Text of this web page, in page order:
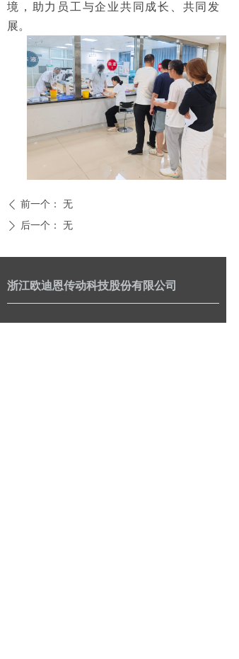
境，助力员工与企业共同成长、共同发
展。
ꄴ 前一个： 无
ꄲ 后一个： 无
浙江欧迪恩传动科技股份有限公司